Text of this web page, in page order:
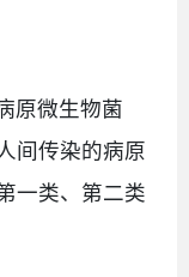
原微生物菌
间传染的病原
一类、第二类